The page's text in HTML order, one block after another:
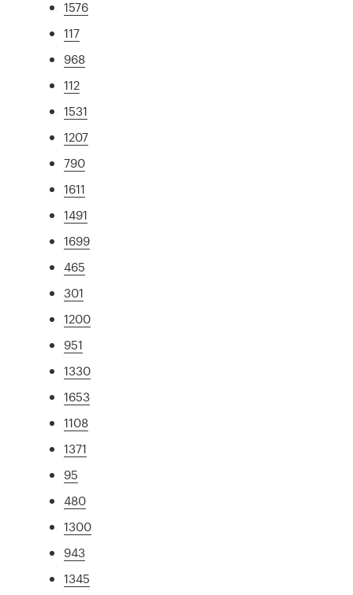
1576
117
968
112
1531
1207
790
1611
1491
1699
465
301
1200
951
1330
1653
1108
1371
95
480
1300
943
1345